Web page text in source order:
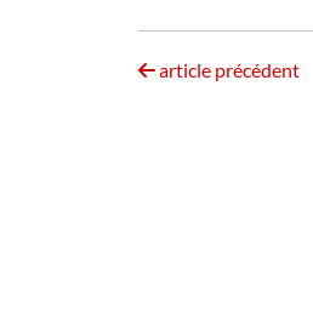
article précédent